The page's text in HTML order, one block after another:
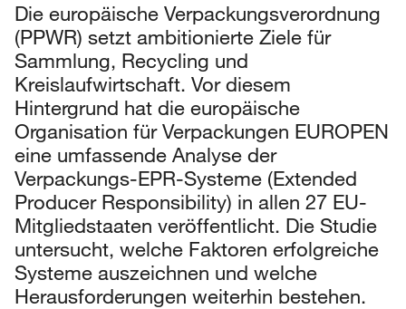
Die europäische Verpackungsverordnung
(PPWR) setzt ambitionierte Ziele für
Sammlung, Recycling und
Kreislaufwirtschaft. Vor diesem
Hintergrund hat die europäische
Organisation für Verpackungen EUROPEN
eine umfassende Analyse der
Verpackungs-EPR-Systeme (Extended
Producer Responsibility) in allen 27 EU-
Mitgliedstaaten veröffentlicht. Die Studie
untersucht, welche Faktoren erfolgreiche
Systeme auszeichnen und welche
Herausforderungen weiterhin bestehen.